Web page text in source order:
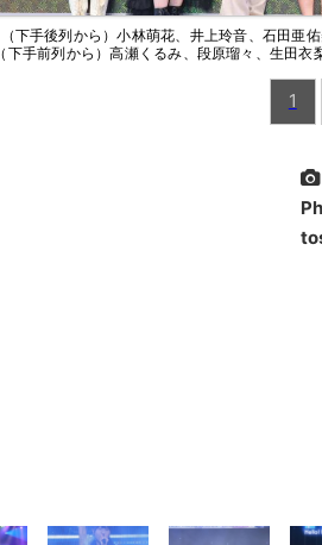
（下手後列から）小林萌花、井上玲音、石田亜
（下手前列から）高瀬くるみ、段原瑠々、生田
1